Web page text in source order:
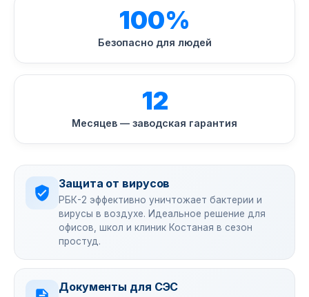
100%
Безопасно для людей
12
Месяцев — заводская гарантия
Защита от вирусов
РБК-2 эффективно уничтожает бактерии и
вирусы в воздухе. Идеальное решение для
офисов, школ и клиник Костаная в сезон
простуд.
Документы для СЭС